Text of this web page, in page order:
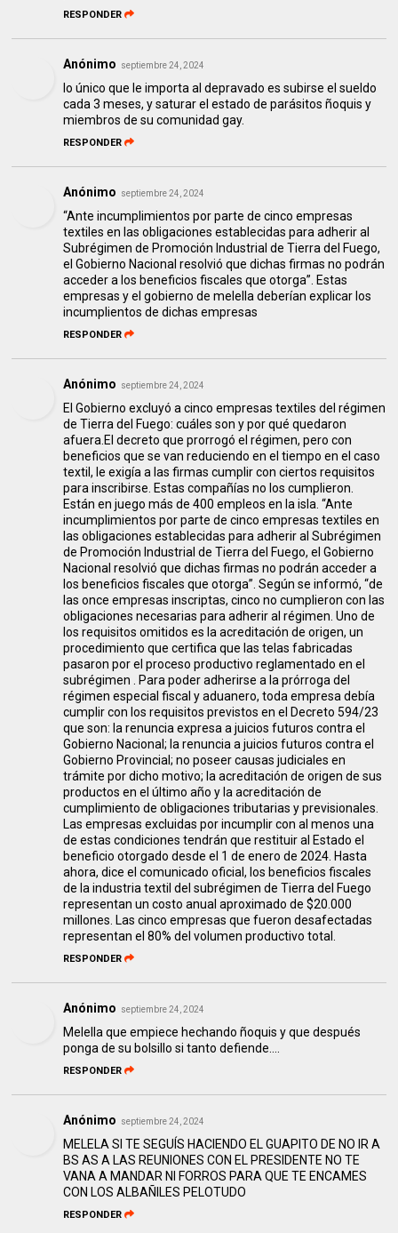
RESPONDER
Anónimo septiembre 24, 2024
lo único que le importa al depravado es subirse el sueldo
cada 3 meses, y saturar el estado de parásitos ñoquis y
miembros de su comunidad gay.
RESPONDER
Anónimo septiembre 24, 2024
“Ante incumplimientos por parte de cinco empresas
textiles en las obligaciones establecidas para adherir al
Subrégimen de Promoción Industrial de Tierra del Fuego,
el Gobierno Nacional resolvió que dichas firmas no podrán
acceder a los beneficios fiscales que otorga”. Estas
empresas y el gobierno de melella deberían explicar los
incumplientos de dichas empresas
RESPONDER
Anónimo septiembre 24, 2024
El Gobierno excluyó a cinco empresas textiles del régimen
de Tierra del Fuego: cuáles son y por qué quedaron
afuera.El decreto que prorrogó el régimen, pero con
beneficios que se van reduciendo en el tiempo en el caso
textil, le exigía a las firmas cumplir con ciertos requisitos
para inscribirse. Estas compañías no los cumplieron.
Están en juego más de 400 empleos en la isla. “Ante
incumplimientos por parte de cinco empresas textiles en
las obligaciones establecidas para adherir al Subrégimen
de Promoción Industrial de Tierra del Fuego, el Gobierno
Nacional resolvió que dichas firmas no podrán acceder a
los beneficios fiscales que otorga”. Según se informó, “de
las once empresas inscriptas, cinco no cumplieron con las
obligaciones necesarias para adherir al régimen. Uno de
los requisitos omitidos es la acreditación de origen, un
procedimiento que certifica que las telas fabricadas
pasaron por el proceso productivo reglamentado en el
subrégimen . Para poder adherirse a la prórroga del
régimen especial fiscal y aduanero, toda empresa debía
cumplir con los requisitos previstos en el Decreto 594/23
que son: la renuncia expresa a juicios futuros contra el
Gobierno Nacional; la renuncia a juicios futuros contra el
Gobierno Provincial; no poseer causas judiciales en
trámite por dicho motivo; la acreditación de origen de sus
productos en el último año y la acreditación de
cumplimiento de obligaciones tributarias y previsionales.
Las empresas excluidas por incumplir con al menos una
de estas condiciones tendrán que restituir al Estado el
beneficio otorgado desde el 1 de enero de 2024. Hasta
ahora, dice el comunicado oficial, los beneficios fiscales
de la industria textil del subrégimen de Tierra del Fuego
representan un costo anual aproximado de $20.000
millones. Las cinco empresas que fueron desafectadas
representan el 80% del volumen productivo total.
RESPONDER
Anónimo septiembre 24, 2024
Melella que empiece hechando ñoquis y que después
ponga de su bolsillo si tanto defiende....
RESPONDER
Anónimo septiembre 24, 2024
MELELA SI TE SEGUÍS HACIENDO EL GUAPITO DE NO IR A
BS AS A LAS REUNIONES CON EL PRESIDENTE NO TE
VANA A MANDAR NI FORROS PARA QUE TE ENCAMES
CON LOS ALBAÑILES PELOTUDO
RESPONDER